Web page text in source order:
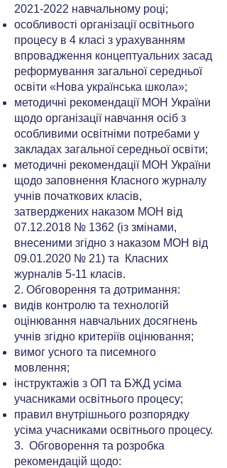
2021-2022 навчальному році;
особливості організації освітнього
процесу в 4 класі з урахуванням
впровадження концептуальних засад
реформування загальної середньої
освіти «Нова українська школа»;
методичні рекомендації МОН України
щодо організації навчання осіб з
особливими освітніми потребами у
закладах загальної середньої освіти;
методичні рекомендації МОН України
щодо заповнення Класного журналу
учнів початкових класів,
затверджених наказом МОН від
07.12.2018 № 1362 (із змінами,
внесеними згідно з наказом МОН від
09.01.2020 № 21) та Класних
журналів 5-11 класів.
2. Обговорення та дотримання:
видів контролю та технологій
оцінювання навчальних досягнень
учнів згідно критеріїв оцінювання;
вимог усного та писемного
мовлення;
інструктажів з ОП та БЖД усіма
учасниками освітнього процесу;
правил внутрішнього розпорядку
усіма учасниками освітнього процесу.
3. Обговорення та розробка
рекомендацій щодо: